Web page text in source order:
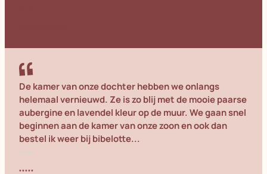
De kamer van onze dochter hebben we onlangs
helemaal vernieuwd. Ze is zo blij met de mooie paarse
aubergine en lavendel kleur op de muur. We gaan snel
beginnen aan de kamer van onze zoon en ook dan
bestel ik weer bij bibelotte...